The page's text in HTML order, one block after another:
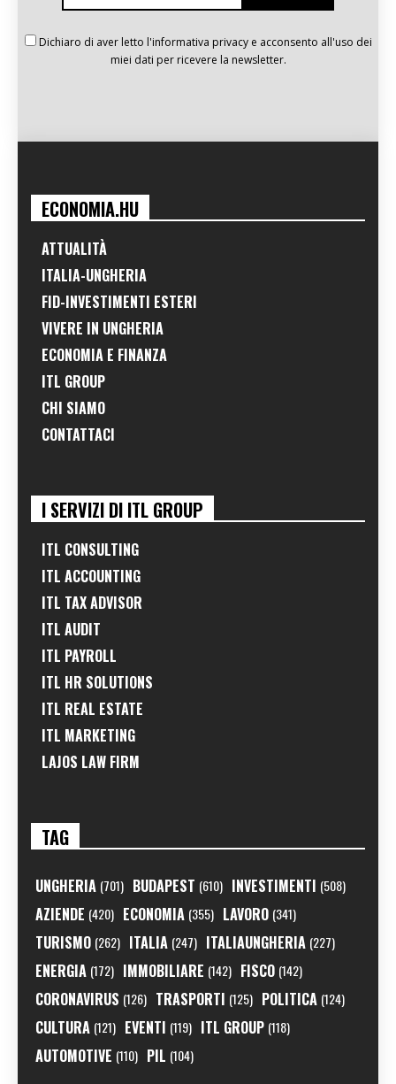
Dichiaro di aver letto l'informativa privacy e acconsento all'uso dei
miei dati per ricevere la newsletter.
ECONOMIA.HU
ATTUALITÀ
ITALIA-UNGHERIA
FID-INVESTIMENTI ESTERI
VIVERE IN UNGHERIA
ECONOMIA E FINANZA
ITL GROUP
CHI SIAMO
CONTATTACI
I SERVIZI DI ITL GROUP
ITL CONSULTING
ITL ACCOUNTING
ITL TAX ADVISOR
ITL AUDIT
ITL PAYROLL
ITL HR SOLUTIONS
ITL REAL ESTATE
ITL MARKETING
LAJOS LAW FIRM
TAG
UNGHERIA (701) BUDAPEST (610) INVESTIMENTI (508)
AZIENDE (420) ECONOMIA (355) LAVORO (341)
TURISMO (262) ITALIA (247) ITALIAUNGHERIA (227)
ENERGIA (172) IMMOBILIARE (142) FISCO (142)
CORONAVIRUS (126) TRASPORTI (125) POLITICA (124)
CULTURA (121) EVENTI (119) ITL GROUP (118)
AUTOMOTIVE (110) PIL (104)